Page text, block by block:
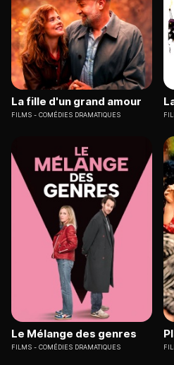
La fille d'un grand amour
FILMS COMÉDIES DRAMATIQUES
Le Mélange des genres
FILMS COMÉDIES DRAMATIQUES